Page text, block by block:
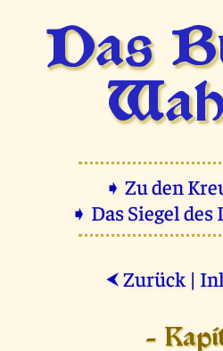
Das
➧ Zu den
➧ Das Siegel
⮜ Zurück |
-